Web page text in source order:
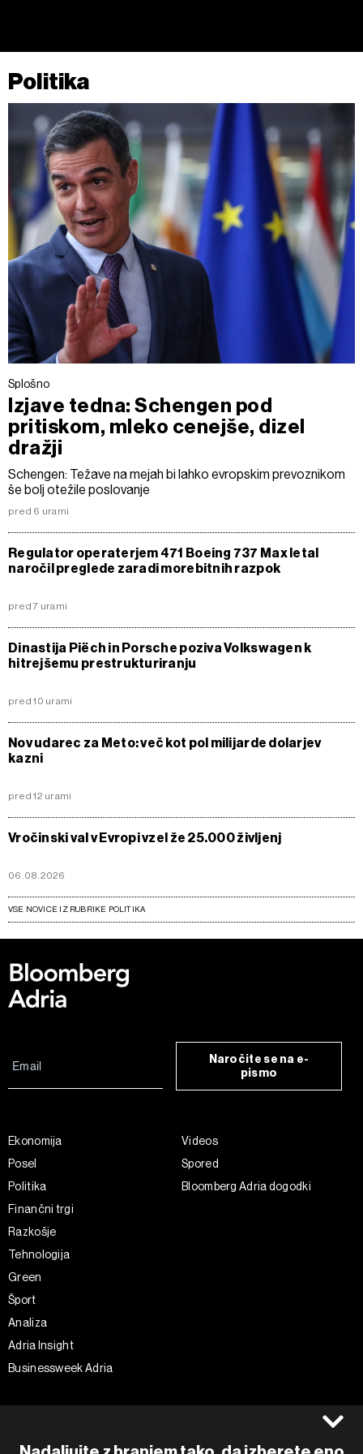
Politika
Splošno
Izjave tedna: Schengen pod
pritiskom, mleko cenejše, dizel
dražji
Schengen: Težave na mejah bi lahko evropskim prevoznikom
še bolj otežile poslovanje
pred 6 urami
Regulator operaterjem 471 Boeing 737 Max letal
naročil preglede zaradi morebitnih razpok
pred 7 urami
Dinastija Piëch in Porsche poziva Volkswagen k
hitrejšemu prestrukturiranju
pred 10 urami
Nov udarec za Meto: več kot pol milijarde dolarjev
kazni
pred 12 urami
Vročinski val v Evropi vzel že 25.000 življenj
06.08.2026
VSE NOVICE IZ RUBRIKE POLITIKA
Naročite se na e-
pismo
Ekonomija
Posel
Politika
Finančni trgi
Razkošje
Tehnologija
Green
Šport
Analiza
Adria Insight
Businessweek Adria
Videos
Spored
Bloomberg Adria dogodki